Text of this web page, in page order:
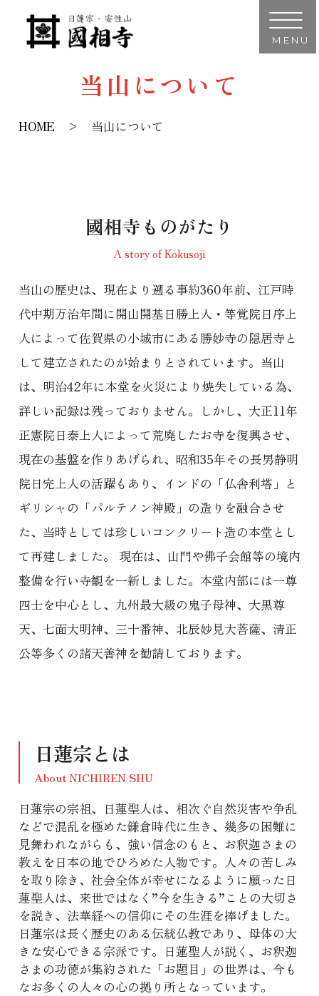
MENU
当山について
HOME 当山について
國相寺ものがたり
A story of Kokusoji
当山の歴史は、現在より遡る事約360年前、江戸時
代中期万治年間に開山開基日勝上人・等覚院日序上
人によって佐賀県の小城市にある勝妙寺の隠居寺と
して建立されたのが始まりとされています。当山
は、明治42年に本堂を火災により焼失している為、
詳しい記録は残っておりません。しかし、大正11年
正憲院日泰上人によって荒廃したお寺を復興させ、
現在の基盤を作りあげられ、昭和35年その長男静明
院日完上人の活躍もあり、インドの「仏舎利塔」と
ギリシャの「パルテノン神殿」の造りを融合させ
た、当時としては珍しいコンクリート造の本堂とし
て再建しました。 現在は、山門や佛子会館等の境内
整備を行い寺観を一新しました。本堂内部には一尊
四士を中心とし、九州最大級の鬼子母神、大黒尊
天、七面大明神、三十番神、北辰妙見大菩薩、清正
公等多くの諸天善神を勧請しております。
日蓮宗とは
About NICHIREN SHU
日蓮宗の宗祖、日蓮聖人は、相次ぐ自然災害や争乱
などで混乱を極めた鎌倉時代に生き、幾多の困難に
見舞われながらも、強い信念のもと、お釈迦さまの
教えを日本の地でひろめた人物です。人々の苦しみ
を取り除き、社会全体が幸せになるように願った日
蓮聖人は、来世ではなく”今を生きる”ことの大切さ
を説き、法華経への信仰にその生涯を捧げました。
日蓮宗は長く歴史のある伝統仏教であり、母体の大
きな安心できる宗派です。日蓮聖人が説く、お釈迦
さまの功徳が集約された「お題目」の世界は、今も
なお多くの人々の心の拠り所となっています。